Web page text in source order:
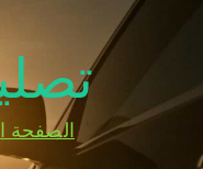
الصفحة